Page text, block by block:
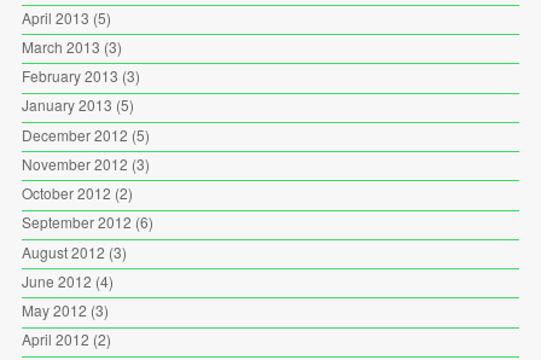
April 2013 (5)
March 2013 (3)
February 2013 (3)
January 2013 (5)
December 2012 (5)
November 2012 (3)
October 2012 (2)
September 2012 (6)
August 2012 (3)
June 2012 (4)
May 2012 (3)
April 2012 (2)